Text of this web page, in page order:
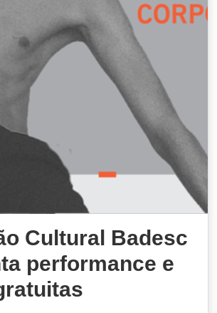
Cultural Badesc
performance e